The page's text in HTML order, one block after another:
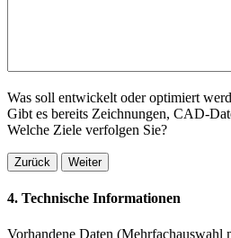
Was soll entwickelt oder optimiert
Gibt es bereits Zeichnungen, CAD-
Welche Ziele verfolgen Sie?
Zurück Weiter
4. Technische Informationen
Vorhandene Daten (Mehrfachauswahl